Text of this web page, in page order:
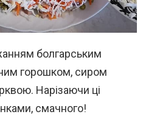
болгарським
горошком, сиром
Нарізаючи ці
смачного!